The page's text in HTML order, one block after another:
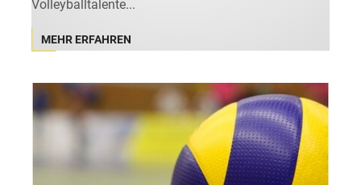
Volleyballtalente...
MEHR ERFAHREN